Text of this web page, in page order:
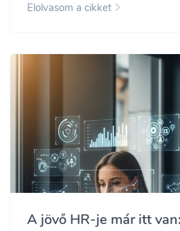
Elolvasom a cikket
A jövő HR-je már itt